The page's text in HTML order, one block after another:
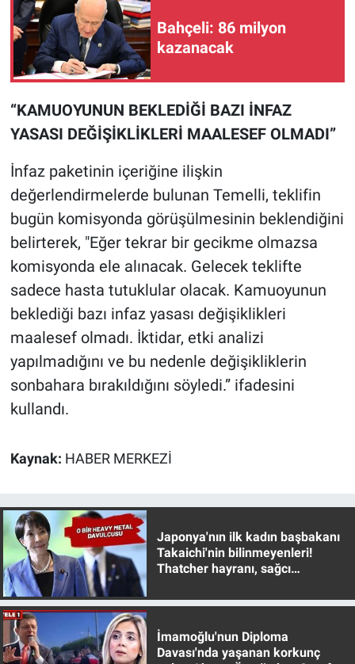
Bahçeli: 86 milyon
kazanacak
“KAMUOYUNUN BEKLEDİĞİ BAZI İNFAZ
YASASI DEĞİŞİKLİKLERİ MAALESEF OLMADI”
İnfaz paketinin içeriğine ilişkin
değerlendirmelerde bulunan Temelli, teklifin
bugün komisyonda görüşülmesinin beklendiğini
belirterek, "Eğer tekrar bir gecikme olmazsa
komisyonda ele alınacak. Gelecek teklifte
sadece hasta tutuklular olacak. Kamuoyunun
beklediği bazı infaz yasası değişiklikleri
maalesef olmadı. İktidar, etki analizi
yapılmadığını ve bu nedenle değişikliklerin
sonbahara bırakıldığını söyledi.” ifadesini
kullandı.
Kaynak: HABER MERKEZİ
Japonya'nın ilk kadın başbakanı
Takaichi'nin bilinmeyenleri!
Thatcher hayranı, sağcı
İmamoğlu'nun Diploma
Davası'nda yaşanan korkunç
Canlı Yayın